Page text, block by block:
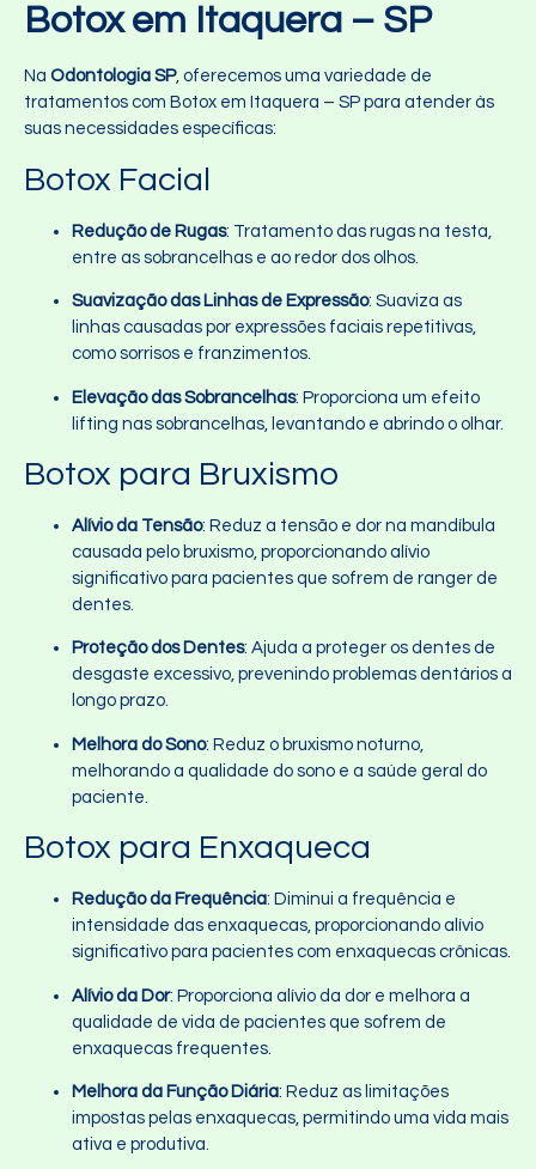
Botox em Itaquera – SP
Na Odontologia SP, oferecemos uma variedade de
tratamentos com Botox em Itaquera – SP para atender às
suas necessidades específicas:
Botox Facial
Redução de Rugas: Tratamento das rugas na testa,
entre as sobrancelhas e ao redor dos olhos.
Suavização das Linhas de Expressão: Suaviza as
linhas causadas por expressões faciais repetitivas,
como sorrisos e franzimentos.
Elevação das Sobrancelhas: Proporciona um efeito
lifting nas sobrancelhas, levantando e abrindo o olhar.
Botox para Bruxismo
Alívio da Tensão: Reduz a tensão e dor na mandíbula
causada pelo bruxismo, proporcionando alívio
significativo para pacientes que sofrem de ranger de
dentes.
Proteção dos Dentes: Ajuda a proteger os dentes de
desgaste excessivo, prevenindo problemas dentários a
longo prazo.
Melhora do Sono: Reduz o bruxismo noturno,
melhorando a qualidade do sono e a saúde geral do
paciente.
Botox para Enxaqueca
Redução da Frequência: Diminui a frequência e
intensidade das enxaquecas, proporcionando alívio
significativo para pacientes com enxaquecas crônicas.
Alívio da Dor: Proporciona alívio da dor e melhora a
qualidade de vida de pacientes que sofrem de
enxaquecas frequentes.
Melhora da Função Diária: Reduz as limitações
impostas pelas enxaquecas, permitindo uma vida mais
ativa e produtiva.